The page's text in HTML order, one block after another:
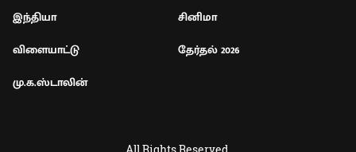
இந்தியா
சினிமா
விளையாட்டு
தேர்தல் 2026
மு.க.ஸ்டாலின்